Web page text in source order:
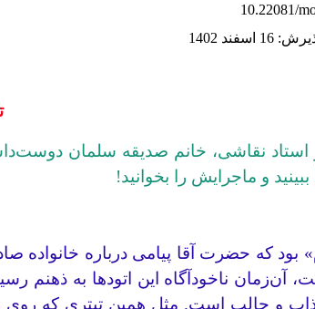
10.22081/
: 16 اسفند 1402
از استاد نقاشی، خانم صدیقه سلمان
و ماجرایش را بخوانید!
بود که حضرت آقا پیامی درباره خانواده
آن‌زمان ناخودآگاه این اتودها به
و جالب است. مثل همین تیتری که